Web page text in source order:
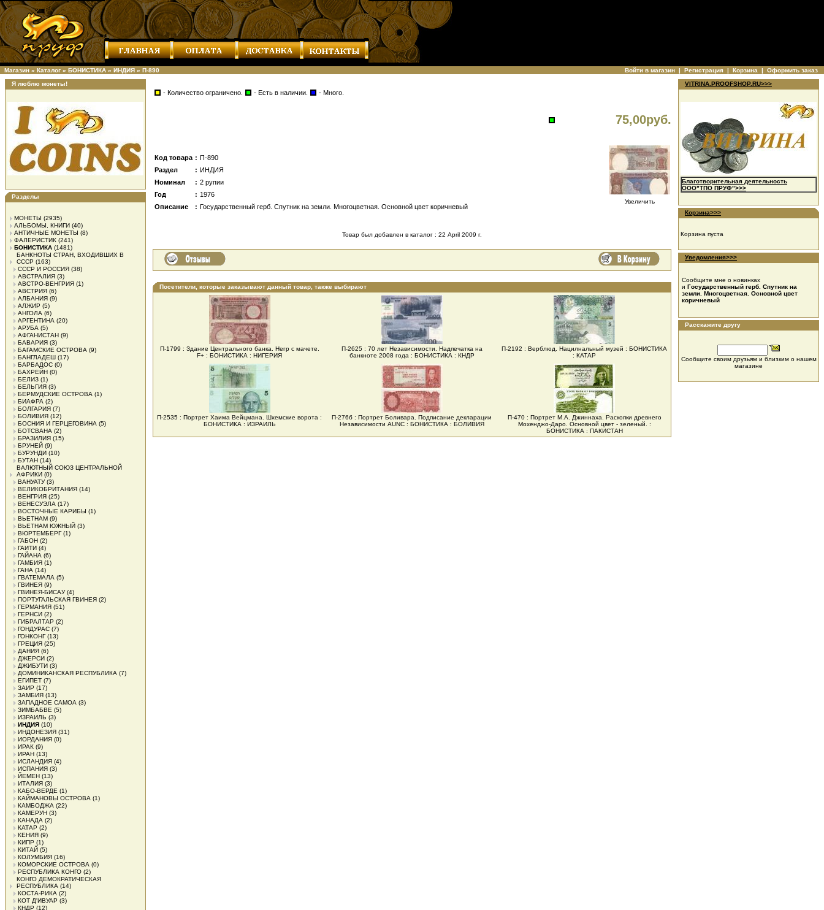
Магазин » Каталог » БОНИСТИКА » ИНДИЯ » П-890 Войти в магазин | Регистрация | Корзина | Оформить заказ
Я люблю монеты!
Разделы
МОНЕТЫ (2935)
АЛЬБОМЫ, КНИГИ (40)
АНТИЧНЫЕ МОНЕТЫ (8)
ФАЛЕРИСТИК (241)
БОНИСТИКА (1481)
БАНКНОТЫ СТРАН, ВХОДИВШИХ В
СССР (163)
СССР И РОССИЯ (38)
АВСТРАЛИЯ (3)
АВСТРО-ВЕНГРИЯ (1)
АВСТРИЯ (6)
АЛБАНИЯ (9)
АЛЖИР (5)
АНГОЛА (6)
АРГЕНТИНА (20)
АРУБА (5)
АФГАНИСТАН (9)
БАВАРИЯ (3)
БАГАМСКИЕ ОСТРОВА (9)
БАНГЛАДЕШ (17)
БАРБАДОС (0)
БАХРЕЙН (0)
БЕЛИЗ (1)
БЕЛЬГИЯ (3)
БЕРМУДСКИЕ ОСТРОВА (1)
БИАФРА (2)
БОЛГАРИЯ (7)
БОЛИВИЯ (12)
БОСНИЯ И ГЕРЦЕГОВИНА (5)
БОТСВАНА (2)
БРАЗИЛИЯ (15)
БРУНЕЙ (9)
БУРУНДИ (10)
БУТАН (14)
ВАЛЮТНЫЙ СОЮЗ ЦЕНТРАЛЬНОЙ
АФРИКИ (0)
ВАНУАТУ(3)
ВЕЛИКОБРИТАНИЯ (14)
ВЕНГРИЯ (25)
ВЕНЕСУЭЛА (17)
ВОСТОЧНЫЕ КАРИБЫ (1)
ВЬЕТНАМ (9)
ВЬЕТНАМ ЮЖНЫЙ (3)
ВЮРТЕМБЕРГ(1)
ГАБОН (2)
ГАИТИ (4)
ГАЙАНА (6)
ГАМБИЯ (1)
ГАНА (14)
ГВАТЕМАЛА (5)
ГВИНЕЯ (9)
ГВИНЕЯ-БИСАУ(4)
ПОРТУГАЛЬСКАЯ ГВИНЕЯ (2)
ГЕРМАНИЯ (51)
ГЕРНСИ (2)
ГИБРАЛТАР (2)
ГОНДУРАС (7)
ГОНКОНГ(13)
ГРЕЦИЯ (25)
ДАНИЯ (6)
ДЖЕРСИ (2)
ДЖИБУТИ (3)
ДОМИНИКАНСКАЯ РЕСПУБЛИКА (7)
ЕГИПЕТ (7)
ЗАИР (17)
ЗАМБИЯ (13)
ЗАПАДНОЕ САМОА (3)
ЗИМБАБВЕ (5)
ИЗРАИЛЬ (3)
ИНДИЯ (10)
ИНДОНЕЗИЯ (31)
ИОРДАНИЯ (0)
ИРАК (9)
ИРАН (13)
ИСЛАНДИЯ (4)
ИСПАНИЯ (3)
ЙЕМЕН (13)
ИТАЛИЯ (3)
КАБО-ВЕРДЕ (1)
КАЙМАНОВЫ ОСТРОВА (1)
КАМБОДЖА (22)
КАМЕРУН (3)
КАНАДА (2)
КАТАР (2)
КЕНИЯ (9)
КИПР (1)
КИТАЙ (5)
КОЛУМБИЯ (16)
КОМОРСКИЕ ОСТРОВА (0)
РЕСПУБЛИКА КОНГО (2)
КОНГО ДЕМОКРАТИЧЕСКАЯ
РЕСПУБЛИКА (14)
КОСТА-РИКА (2)
КОТ Д'ИВУАР (3)
КНДР (12)
- Количество ограничено. - Есть в наличии. - Много.
75,00руб.
Увеличить
Код товара : П-890
Раздел
: ИНДИЯ
Номинал
: 2 рупии
Год
: 1976
Описание
: Государственный герб. Спутник на земли. Многоцветная. Основной цвет коричневый
Товар был добавлен в каталог : 22 April 2009 г.
Посетители, которые заказывают данный товар, также выбирают
П-1799 : Здание Центрального банка. Негр с мачете.
F+ : БОНИСТИКА : НИГЕРИЯ
П-2625 : 70 лет Независимости. Надпечатка на
банкноте 2008 года : БОНИСТИКА : КНДР
П-2192 : Верблюд. Нацилнальный музей : БОНИСТИКА
: КАТАР
П-2535 : Портрет Хаима Вейцмана. Шхемские ворота :
БОНИСТИКА : ИЗРАИЛЬ
П-276б : Портрет Боливара. Подписание декларации
Независимости AUNC : БОНИСТИКА : БОЛИВИЯ
П-470 : Портрет М.А. Джиннаха. Раскопки древнего
Мохенджо-Даро. Основной цвет - зеленый. :
БОНИСТИКА : ПАКИСТАН
VITRINA.PROOFSHOP.RU>>>
Благотворительная деятельность
ООО"ТПО ПРУФ">>>
Корзина>>>
Корзина пуста
Уведомления>>>
Сообщите мне о новинках
и Государственный герб. Спутник на
земли. Многоцветная. Основной цвет
коричневый
Расскажите другу
Сообщите своим друзьям и близким о нашем
магазине